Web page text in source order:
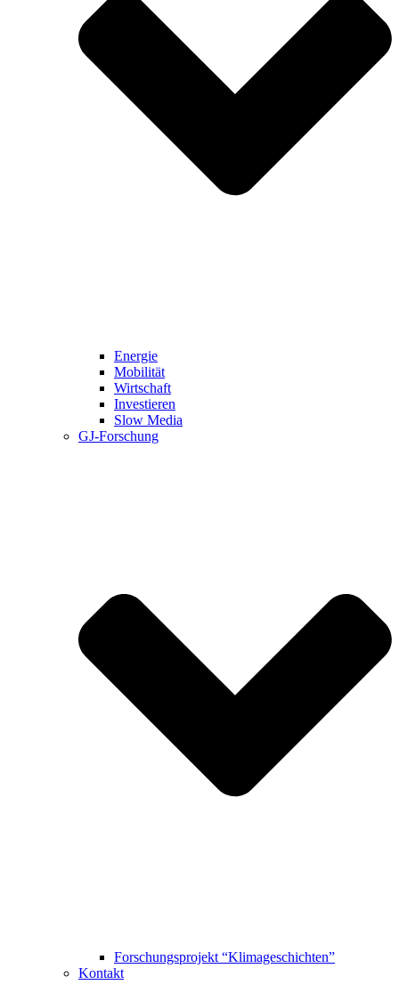
Energie
Mobilität
Wirtschaft
Investieren
Slow Media
GJ-Forschung
Forschungsprojekt “Klimageschichten”
Kontakt